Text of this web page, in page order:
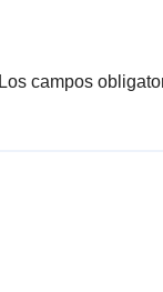
Los campos